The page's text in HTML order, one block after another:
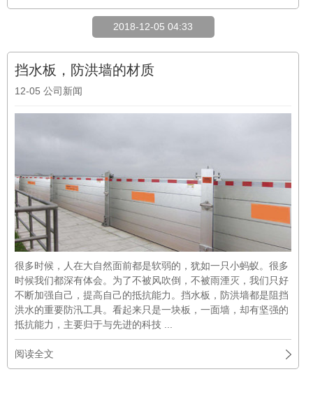
2018-12-05 04:33
挡水板，防洪墙的材质
12-05 公司新闻
很多时候，人在大自然面前都是软弱的，犹如一只小蚂蚁。很多
时候我们都深有体会。为了不被风吹倒，不被雨湮灭，我们只好
不断加强自己，提高自己的抵抗能力。挡水板，防洪墙都是阻挡
洪水的重要防汛工具。看起来只是一块板，一面墙，却有坚强的
抵抗能力，主要归于与先进的科技 ...
阅读全文